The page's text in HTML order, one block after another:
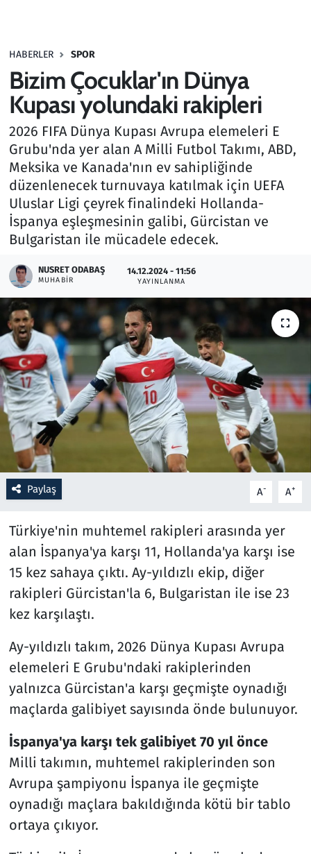
HABERLER SPOR
Bizim Çocuklar'ın Dünya
Kupası yolundaki rakipleri
2026 FIFA Dünya Kupası Avrupa elemeleri E
Grubu'nda yer alan A Milli Futbol Takımı, ABD,
Meksika ve Kanada'nın ev sahipliğinde
düzenlenecek turnuvaya katılmak için UEFA
Uluslar Ligi çeyrek finalindeki Hollanda-
İspanya eşleşmesinin galibi, Gürcistan ve
Bulgaristan ile mücadele edecek.
NUSRET ODABAŞ
MUHABIR
14.12.2024 - 11:56
YAYINLANMA
Paylaş A- A+
Türkiye'nin muhtemel rakipleri arasında yer
alan İspanya'ya karşı 11, Hollanda'ya karşı ise
15 kez sahaya çıktı. Ay-yıldızlı ekip, diğer
rakipleri Gürcistan'la 6, Bulgaristan ile ise 23
kez karşılaştı.
Ay-yıldızlı takım, 2026 Dünya Kupası Avrupa
elemeleri E Grubu'ndaki rakiplerinden
yalnızca Gürcistan'a karşı geçmişte oynadığı
maçlarda galibiyet sayısında önde bulunuyor.
İspanya'ya karşı tek galibiyet 70 yıl önce
Milli takımın, muhtemel rakiplerinden son
Avrupa şampiyonu İspanya ile geçmişte
oynadığı maçlara bakıldığında kötü bir tablo
ortaya çıkıyor.
Haber
Kültür Sanat
Kurumsal Haberler
Lezzet Durağı
Memur ve Kamu
Otomobil
Oyun
Ramazan
Resmi İlanlar
Rüya Tabirleri
Sağlık
Savunma Sanayi
Seçim 2023
Teknoloji ve Bilim
Televizyon